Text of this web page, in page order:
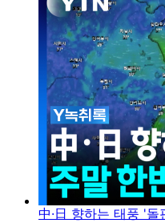
中·日 향하는 태풍 '